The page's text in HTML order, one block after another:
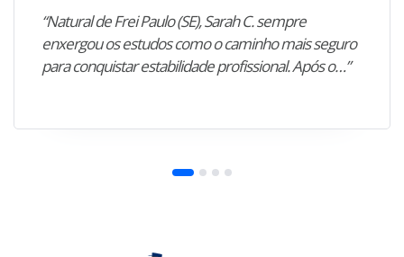
“Natural de Frei Paulo (SE), Sarah C. sempre
enxergou os estudos como o caminho mais seguro
para conquistar estabilidade profissional. Após o…”